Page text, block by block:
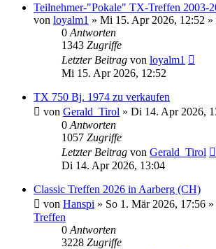
Teilnehmer-"Pokale" TX-Treffen 2003-
von loyalm1 » Mi 15. Apr 2026, 12:52 »
0 Antworten
1343 Zugriffe
Letzter Beitrag von loyalm1
Mi 15. Apr 2026, 12:52
TX 750 Bj. 1974 zu verkaufen
von Gerald_Tirol » Di 14. Apr 2026,
0 Antworten
1057 Zugriffe
Letzter Beitrag von Gerald_Tirol
Di 14. Apr 2026, 13:04
Classic Treffen 2026 in Aarberg (CH)
von Hanspi » So 1. Mär 2026, 17:56
Treffen
0 Antworten
3228 Zugriffe